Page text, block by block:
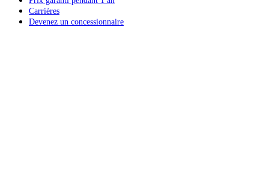
Carrières
Devenez un concessionnaire